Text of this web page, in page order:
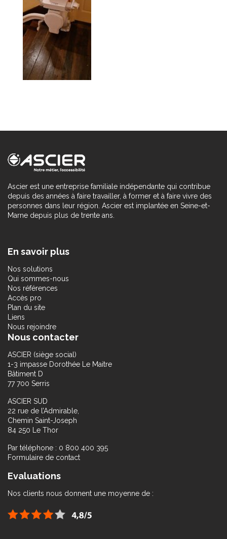
Ascier est une entreprise familiale indépendante qui contribue
depuis des années à faire travailler, à former et à faire vivre des
personnes dans leur région. Ascier est implantée en Seine-et-
Marne depuis plus de trente ans.
En savoir plus
Nos solutions
Qui sommes-nous
Nos références
Accès pro
Plan du site
Liens
Nous rejoindre
Nous contacter
ASCIER (siège social)
1-3 impasse Dorothée Le Maitre
Bâtiment D
77 700 Serris
ASCIER SUD
22 rue de l’Admirable,
Chemin Saint-Joseph
84 250 Le Thor
Par téléphone : 0 800 400 395
Formulaire de contact
Evaluations
Nos clients nous donnent une moyenne de :